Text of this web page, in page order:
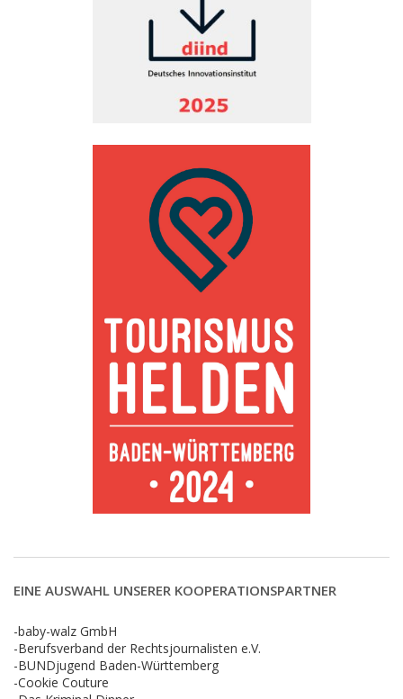
EINE AUSWAHL UNSERER KOOPERATIONSPARTNER
-baby-walz GmbH
-Berufsverband der Rechtsjournalisten e.V.
-BUNDjugend Baden-Württemberg
-Cookie Couture